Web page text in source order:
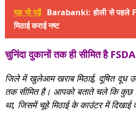
यह भी पढ़ें Barabanki: होली से पहले
मिठाई कराई नष्ट
चुनिंदा दुकानों तक ही सीमित है FSDA
जिले में खुलेआम खराब मिठाई, दूषित दूध
तक सीमित है। आपको बताते चले कि कुछ
था, जिसमें चूहे मिठाई के काउंटर में